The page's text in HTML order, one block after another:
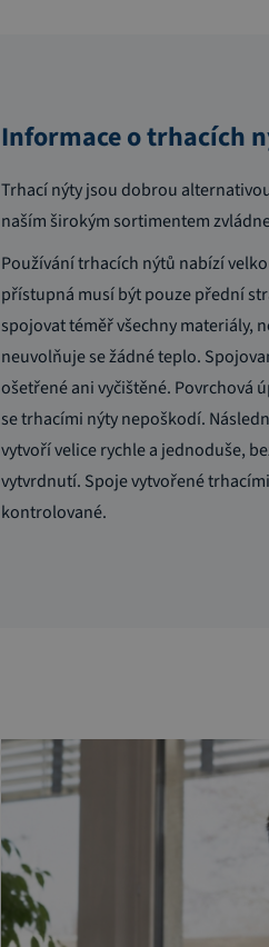
Informace o trhacích
Trhací nýty jsou dobrou
naším širokým sortimentem
Používání trhacích nýtů nabízí
přístupná musí být pouze přední
spojovat téměř všechny materiály,
neuvolňuje se žádné teplo.
ošetřené ani vyčištěné. Povrchová
se trhacími nýty nepoškodí.
vytvoří velice rychle a jednoduše,
vytvrdnutí. Spoje vytvořené
kontrolované.